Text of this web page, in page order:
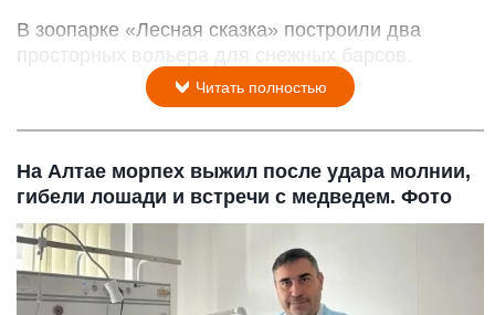
В зоопарке «Лесная сказка» построили два
просторных вольера для снежных барсов.
Читать полностью
На Алтае морпех выжил после удара молнии,
гибели лошади и встречи с медведем. Фото